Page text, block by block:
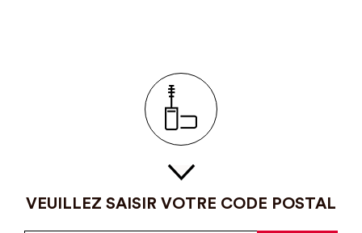
VEUILLEZ SAISIR VOTRE CODE POSTAL